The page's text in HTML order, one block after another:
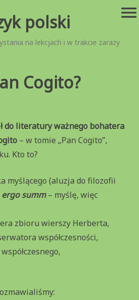
polski
na lekcjach i w trakcie zarazy
menu
Cogito?
do literatury ważnego bohatera
– w tomie „Pan Cogito”,
Kto to?
myślącego (aluzja do filozofii
ergo summ– myślę, więc
zbioru wierszy Herberta,
współczesności,